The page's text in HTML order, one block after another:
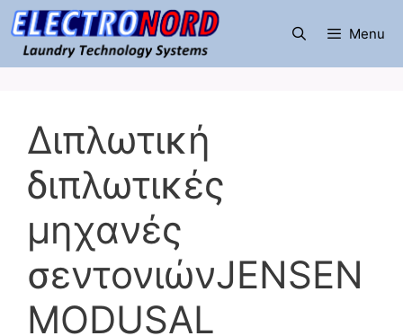
Μετάβαση
σε
περιεχόμενο
Menu
Διπλωτική
διπλωτικές
μηχανές
σεντονιώνJENSEN
MODUSAL